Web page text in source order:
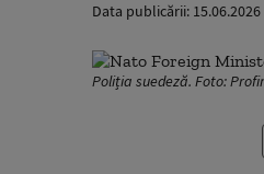
Data publicării:
Poliția suedeză. Foto: